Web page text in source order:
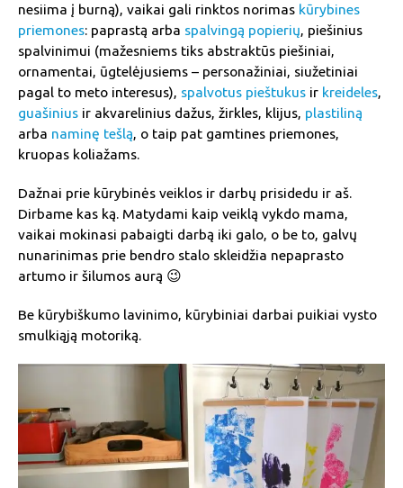
nesiima į burną), vaikai gali rinktos norimas kūrybines
priemones: paprastą arba spalvingą popierių, piešinius
spalvinimui (mažesniems tiks abstraktūs piešiniai,
ornamentai, ūgtelėjusiems – personažiniai, siužetiniai
pagal to meto interesus), spalvotus pieštukus ir kreideles,
guašinius ir akvarelinius dažus, žirkles, klijus, plastiliną
arba naminę tešlą, o taip pat gamtines priemones,
kruopas koliažams.
Dažnai prie kūrybinės veiklos ir darbų prisidedu ir aš.
Dirbame kas ką. Matydami kaip veiklą vykdo mama,
vaikai mokinasi pabaigti darbą iki galo, o be to, galvų
nunarinimas prie bendro stalo skleidžia nepaprasto
artumo ir šilumos aurą 😉
Be kūrybiškumo lavinimo, kūrybiniai darbai puikiai vysto
smulkiąją motoriką.